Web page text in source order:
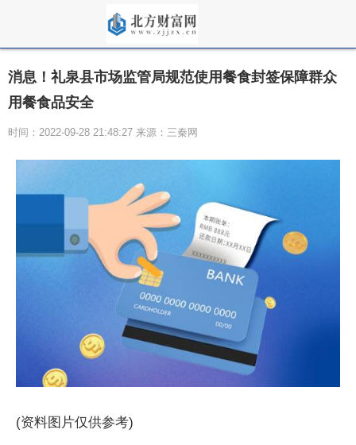
消息！礼泉县市场监管局规范使用餐食封签保障群众
用餐食品安全
时间：2022-09-28 21:48:27 来源：三秦网
(资料图片仅供参考)